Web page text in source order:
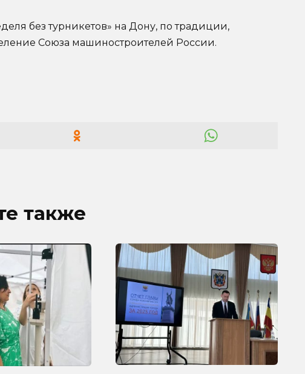
без турникетов» на Дону, по традиции,
Союза машиностроителей России.
также